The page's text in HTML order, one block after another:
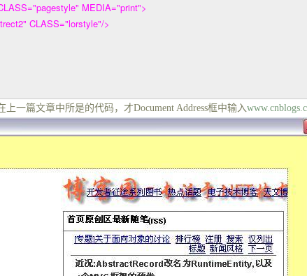
MEDIA="print">
CLASS="lorstyle"/>
一篇文章中所是的代码，才Document Address框中输入